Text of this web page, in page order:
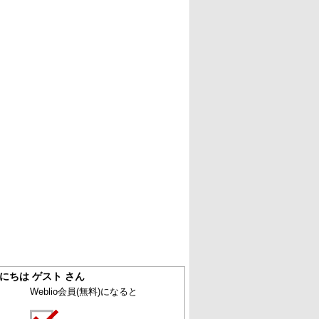
ちは ゲスト さん
Weblio会員(無料)になると